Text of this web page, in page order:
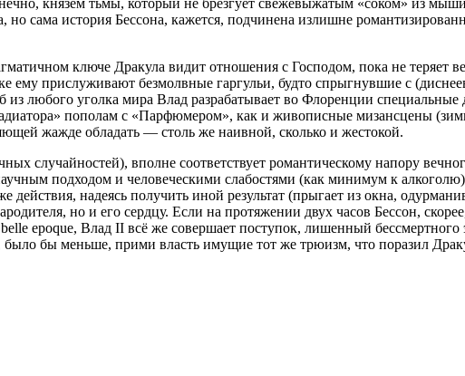
сама история Бессона, кажется, подчинена излишне
ключе Дракула видит отношения с Господом, пока не теряет
прислуживают безмолвные гаргульи, будто спрыгнувшие с
любого уголка мира Влад разрабатывает во Флоренции специальные
пополам с «Парфюмером», как и живописные мизансцены
жажде обладать — столь же наивной, сколько и жестокой.
случайностей), вполне соответствует романтическому напору
подходом и человеческими слабостями (как минимум к
надеясь получить иной результат (прыгает из окна,
но и его сердцу. Если на протяжении двух часов Бессон,
epoque, Влад II всё же совершает поступок, лишенный
было бы меньше, прими власть имущие тот же трюизм, что поразил